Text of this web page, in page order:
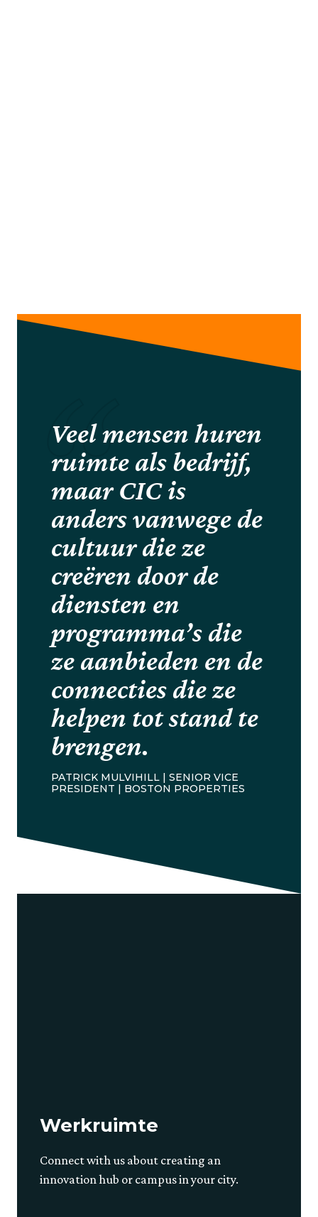
Veel mensen huren
ruimte als bedrijf,
maar CIC is
anders vanwege de
cultuur die ze
creëren door de
diensten en
programma’s die
ze aanbieden en de
connecties die ze
helpen tot stand te
brengen.
PATRICK MULVIHILL | SENIOR VICE
PRESIDENT | BOSTON PROPERTIES
Werkruimte
Connect with us about creating an
innovation hub or campus in your city.